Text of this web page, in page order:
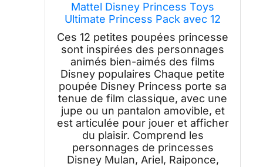
Mattel Disney Princess Toys
Ultimate Princess Pack avec 12
Petites poupées articulées avec
des vêtements étincelants
inspirés des Films Disney
Ces 12 petites poupées princesse
sont inspirées des personnages
animés bien-aimés des films
Disney populaires Chaque petite
poupée Disney Princess porte sa
tenue de film classique, avec une
jupe ou un pantalon amovible, et
est articulée pour jouer et afficher
du plaisir. Comprend les
personnages de princesses
Disney Mulan, Ariel, Raiponce,